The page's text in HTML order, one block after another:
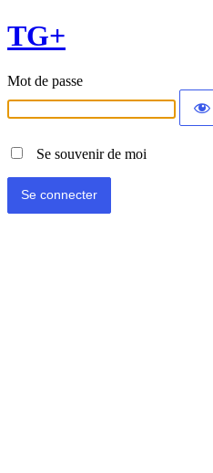
TG+
Mot de passe
Se souvenir de moi